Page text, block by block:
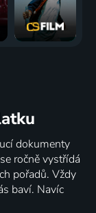
dokumenty
ročně vystřídá
pořadů. Vždy
baví. Navíc